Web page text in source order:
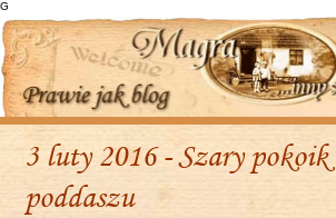
G
3 luty 2016 - Szary pokoik
poddaszu